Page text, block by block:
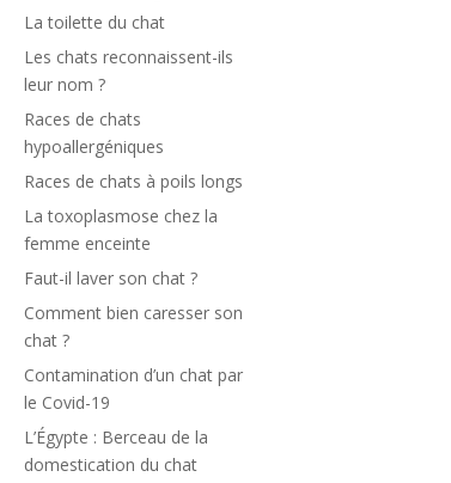
La toilette du chat
Les chats reconnaissent-ils
leur nom ?
Races de chats
hypoallergéniques
Races de chats à poils longs
La toxoplasmose chez la
femme enceinte
Faut-il laver son chat ?
Comment bien caresser son
chat ?
Contamination d’un chat par
le Covid-19
L’Égypte : Berceau de la
domestication du chat